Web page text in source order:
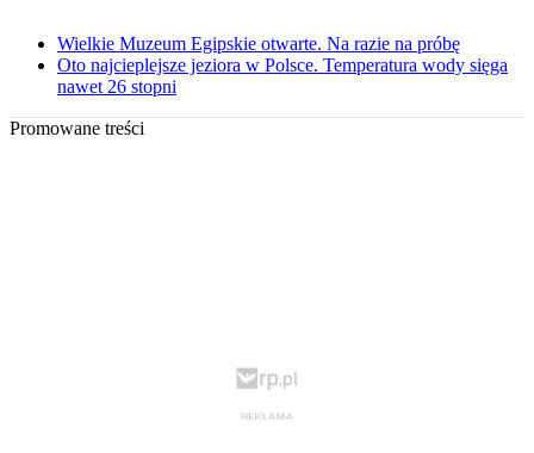
Wielkie Muzeum Egipskie otwarte. Na razie na próbę
Oto najcieplejsze jeziora w Polsce. Temperatura wody sięga
nawet 26 stopni
Promowane treści